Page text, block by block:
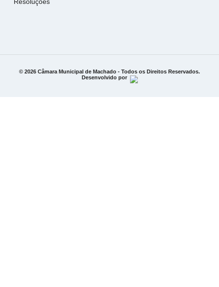
Resoluções
© 2026 Câmara Municipal de Machado - Todos os Direitos Reservados.
Desenvolvido por